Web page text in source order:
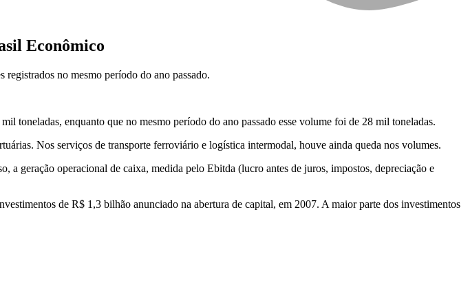
Econômico
no mesmo período do ano passado.
toneladas, enquanto que no mesmo período do ano passado esse volume foi de 28 mil toneladas.
Nos serviços de transporte ferroviário e logística intermodal, houve ainda queda nos volumes.
geração operacional de caixa, medida pelo Ebitda (lucro antes de juros, impostos, depreciação e
de R$ 1,3 bilhão anunciado na abertura de capital, em 2007. A maior parte dos investimentos